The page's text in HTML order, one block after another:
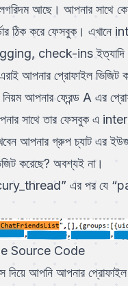
আছে। আপনার সাথে
ঠিক করে ফেসবুক।
check-ins ইত্যাদি
এরাই আপনার প্রোফাইল ভিজিট
আপনার ফ্রেন্ড A এর
সাথে তার ফেসবুক এ
আপনার গ্রুপ চ্যাট এর
করেছে? অবশ্যই না।
এর পর যে
Source Code
দিয়ে আপনি আপনার